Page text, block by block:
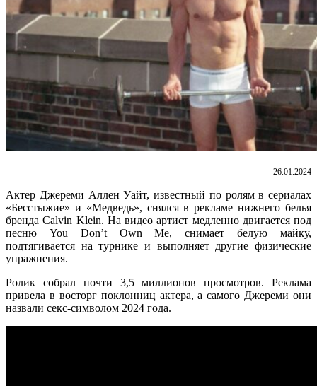
26.01.2024
Актер Джереми Аллен Уайт, известный по ролям в сериалах
«Бесстыжие» и «Медведь», снялся в рекламе нижнего белья
бренда Calvin Klein. На видео артист медленно двигается под
песню You Don’t Own Me, снимает белую майку,
подтягивается на турнике и выполняет другие физические
упражнения.
Ролик собрал почти 3,5 миллионов просмотров. Реклама
привела в восторг поклонниц актера, а самого Джереми они
назвали секс-символом 2024 года.